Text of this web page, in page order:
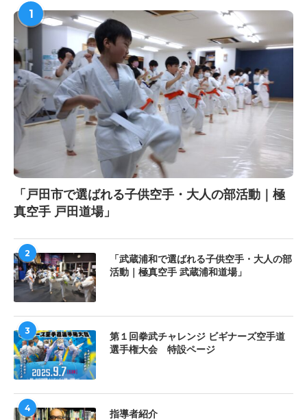
1
「戸田市で選ばれる子供空手・大人の部活動｜極
真空手 戸田道場」
2
「武蔵浦和で選ばれる子供空手・大人の部
活動｜極真空手 武蔵浦和道場」
3
第１回拳武チャレンジ ビギナーズ空手道
選手権大会 特設ページ
4
指導者紹介